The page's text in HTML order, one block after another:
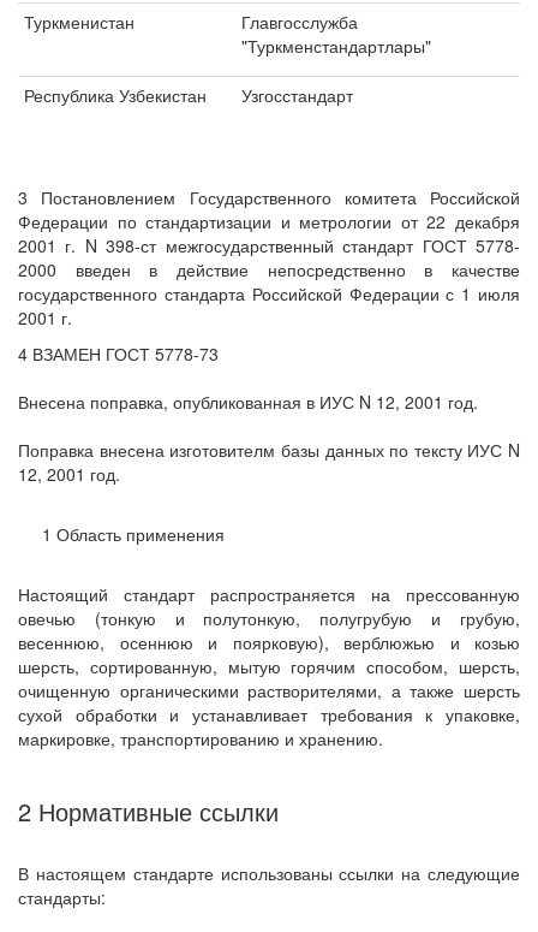
Туркменистан
Главгосслужба
"Туркменстандартлары"
Республика Узбекистан Узгосстандарт
3 Постановлением Государственного комитета Российской
Федерации по стандартизации и метрологии от 22 декабря
2001 г. N 398-ст межгосударственный стандарт ГОСТ 5778-
2000 введен в действие непосредственно в качестве
государственного стандарта Российской Федерации с 1 июля
2001 г.
4 ВЗАМЕН ГОСТ 5778-73
Внесена поправка, опубликованная в ИУС N 12, 2001 год.
Поправка внесена изготовителм базы данных по тексту ИУС N
12, 2001 год.
1 Область применения
Настоящий стандарт распространяется на прессованную
овечью (тонкую и полутонкую, полугрубую и грубую,
весеннюю, осеннюю и поярковую), верблюжью и козью
шерсть, сортированную, мытую горячим способом, шерсть,
очищенную органическими растворителями, а также шерсть
сухой обработки и устанавливает требования к упаковке,
маркировке, транспортированию и хранению.
2 Нормативные ссылки
В настоящем стандарте использованы ссылки на следующие
стандарты: